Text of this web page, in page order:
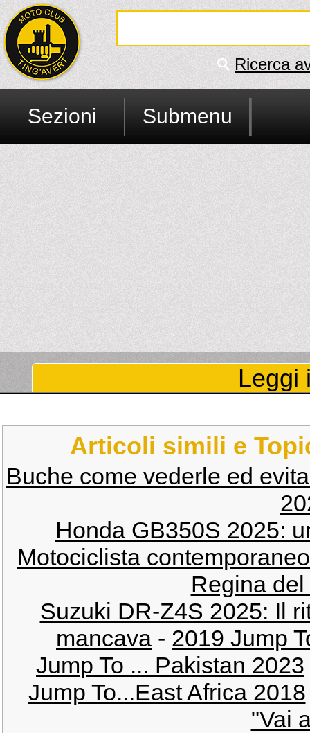
Ricerca
Sezioni Submenu
Leggi
Articoli simili e
Buche come vederle ed
Honda GB350S 2025:
Motociclista contemporaneo
Regina
Suzuki DR-Z4S 2025: Il
mancava - 2019 Jump
Jump To ... Pakistan 2023
Jump To...East Africa 2018
"Vai